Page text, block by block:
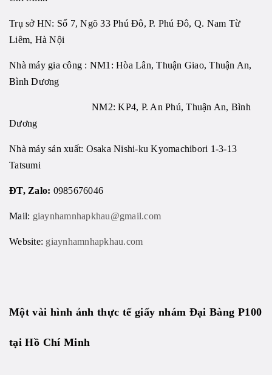
Trụ sở HN: Số 7, Ngõ 33 Phú Đô, P. Phú Đô, Q. Nam Từ
Liêm, Hà Nội
Nhà máy gia công : NM1: Hòa Lân, Thuận Giao, Thuận An,
Bình Dương
NM2: KP4, P. An Phú, Thuận An, Bình
Dương
Nhà máy sản xuất: Osaka Nishi-ku Kyomachibori 1-3-13
Tatsumi
ĐT, Zalo: 0985676046
Mail: giaynhamnhapkhau@gmail.com
Website: giaynhamnhapkhau.com
Một vài hình ảnh thực tế giấy nhám Đại Bàng P100
tại Hồ Chí Minh